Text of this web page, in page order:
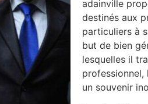
adainville
destinés aux
particuliers à
but de bien
lesquelles il
un souvenir